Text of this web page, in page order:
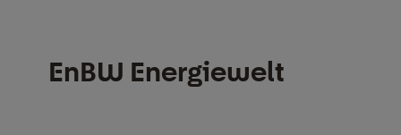
EnBW Energiewelt